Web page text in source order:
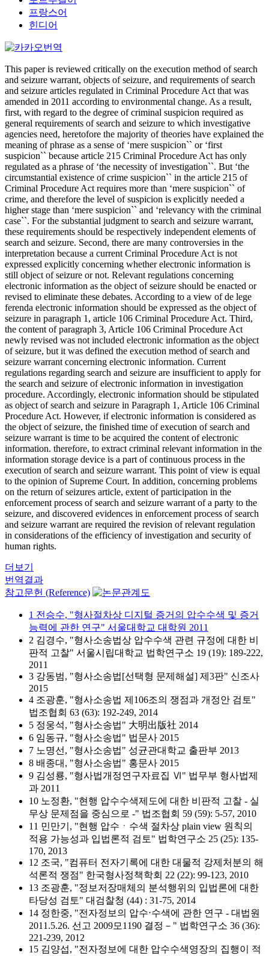
프랑스어
힌디어
This paper is reviewed critically on the execution method of search
and seizure warrant, objects of seizure, and requirements of search
and seizure articles regulated in Criminal Procedure Act that was
amended in 2011 according to environmental change. As a result,
first, with regard to the degree of criminal suspicion required as
general requirements of search and seizure to which investigative
agencies need, heretofore the majority of theories have explained the
meaning of phrase as a sense of ‘mere suspicion`` or ‘first
suspicion`` because article 215 Criminal Procedure Act has only
regulated as a phrase of ‘the necessity of investigation``. But ‘the
circumstantial existence of crime suspicion`` in the article 215 of
Criminal Procedure Act requires more than ‘mere suspicion`` of
crime, and therefore the level of suspicion is explicitly needed a
higher stage than ‘mere suspicion`` and ‘relevancy with the criminal
case``. For the substantial judgment to search and seizure warrant,
these requirements should be respectively independent elements of
search and seizure. Second, there are many controversies in the
interpretation because a current Criminal Procedure Act is not
expressed explicitly concerning whether electronic information is
still object of seizure or not. Relevant regulations concerning
electronic information as the object of seizure should be enacted or
revised to eliminate these debates. According to a view of de lege
ferenda electronic information should be expressed as the object of
seizure in paragraph 1, article 106 Criminal Procedure Act. Third,
the content of paragraph 3, Article 106 Criminal Procedure Act
newly revised was not included electronic information as the object
of seizure, but it was defined the execution method of search and
seizure warrant concerning electronic information. Current
regulations regarding search and seizure are insufficient to apply for
the search and seizure of electronic information in investigation
procedure. Accordingly, electronic information should be stipulated
as object of search and seizure in Paragraph 1, Article 106 Criminal
Procedure Act. However, if electronic information is considered as
the object of seizure, the finished time of execution of search and
seizure warrant is time to be acquired the content of electronic
information. therefore, to extract criminal relevant information in the
information storage device is a part of continuous process in the
execution of search and seizure warrant. This point of view is equal
to the opinion of Supreme Court. In addition, concerning problems
on the return of seizures article, extent of participation in the
enforcement process of search and seizure warrant of a party to the
seizure, and discovered evidences in enforcement process of search
and seizure warrant are required the revision of relevant regulation
in considerations of the efficiency of investigation and security of
human rights.
더보기
번역결과
참고문헌 (Reference)
1 전승수, "형사절차상 디지털 증거의 압수수색 및 증거
능력에 관한 연구" 서울대학교 대학원 2011
2 김경수, "형사소송법상 압수수색 관련 규정에 대한 비
판적 고찰" 서울시립대학교 법학연구소 19 (19): 189-222,
2011
3 강동범, "형사소송법[선택형 문제해설] 제3판" 신조사
2015
4 조광훈, "형사소송법 제106조의 쟁점과 개정안 검토"
법조협회 63 (63): 192-249, 2014
5 정웅석, "형사소송법" 大明出版社 2014
6 임동규, "형사소송법" 법문사 2015
7 노명선, "형사소송법" 성균관대학교 출판부 2013
8 배종대, "형사소송법" 홍문사 2015
9 김성룡, "형사법개정연구자료집 Ⅵ" 법무부 형사법제
과 2011
10 노정환, "현행 압수수색제도에 대한 비판적 고찰 - 실
무상 문제점을 중심으로 -" 법조협회 59 (59): 5-57, 2010
11 민만기, "현행 압수ㆍ수색 절차상 plain view 원칙의
적용 가능성과 입법론적 검토" 법학연구소 25 (25): 135-
170, 2013
12 조국, "컴퓨터 전자기록에 대한 대물적 강제처분의 해
석론적 쟁점" 한국형사정책학회 22 (22): 99-123, 2010
13 조광훈, "정보저장매체의 분석행위의 입법론에 대한
타당성 검토" 대검찰청 (44) : 31-75, 2014
14 정한중, "전자정보의 압수⋅수색에 관한 연구 - 대법원
2011.5.26. 선고 2009모1190 결정－" 법학연구소 36 (36):
221-239, 2012
15 김양섭, "전자정보에 대한 압수수색영장의 집행이 적